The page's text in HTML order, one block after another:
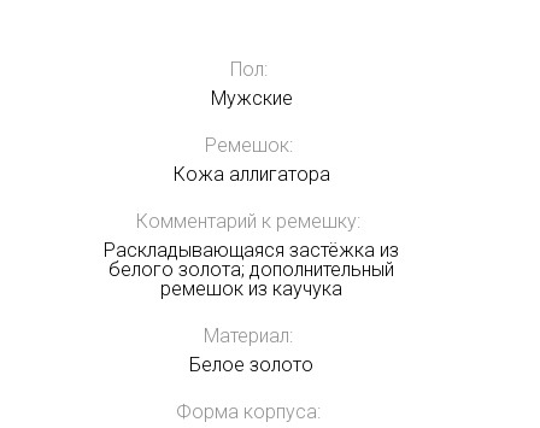
Пол:
Мужские
Ремешок:
Кожа аллигатора
Комментарий к ремешку:
Раскладывающаяся застёжка из
белого золота; дополнительный
ремешок из каучука
Материал:
Белое золото
Форма корпуса: